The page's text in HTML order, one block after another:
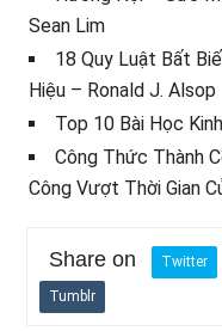
Sean Lim
18 Quy Luật Bất
Hiệu – Ronald J. Alsop
Top 10 Bài Học
Công Thức Thành
Công Vượt Thời Gian
Share on Twitter
Tumblr